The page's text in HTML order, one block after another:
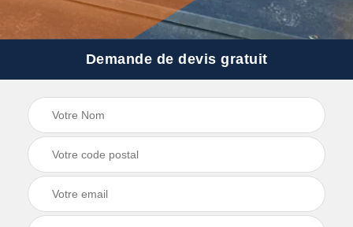
Demande de devis gratuit